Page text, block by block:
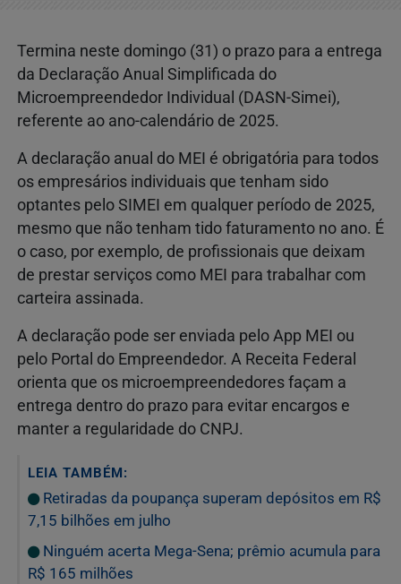
Termina neste domingo (31) o prazo para a entrega
da Declaração Anual Simplificada do
Microempreendedor Individual (DASN-Simei),
referente ao ano-calendário de 2025.
A declaração anual do MEI é obrigatória para todos
os empresários individuais que tenham sido
optantes pelo SIMEI em qualquer período de 2025,
mesmo que não tenham tido faturamento no ano. É
o caso, por exemplo, de profissionais que deixam
de prestar serviços como MEI para trabalhar com
carteira assinada.
A declaração pode ser enviada pelo App MEI ou
pelo Portal do Empreendedor. A Receita Federal
orienta que os microempreendedores façam a
entrega dentro do prazo para evitar encargos e
manter a regularidade do CNPJ.
LEIA TAMBÉM:
Retiradas da poupança superam depósitos em R$
7,15 bilhões em julho
Ninguém acerta Mega-Sena; prêmio acumula para
R$ 165 milhões